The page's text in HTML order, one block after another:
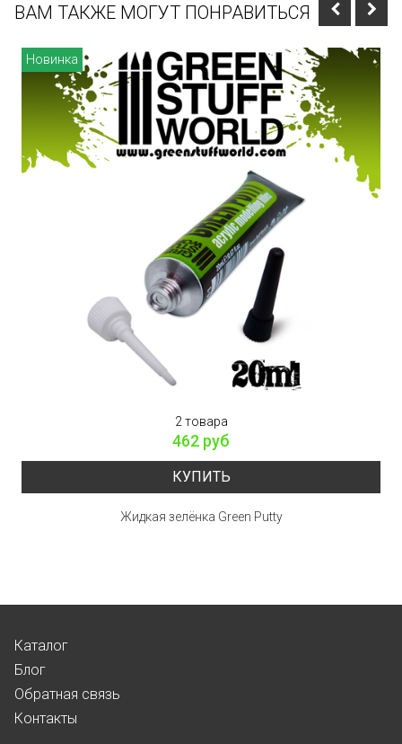
ВАМ ТАКЖЕ МОГУТ ПОНРАВИТЬСЯ
Новинка
2 товара
462 руб
КУПИТЬ
Жидкая зелёнка Green Putty
Каталог
Блог
Обратная связь
Контакты